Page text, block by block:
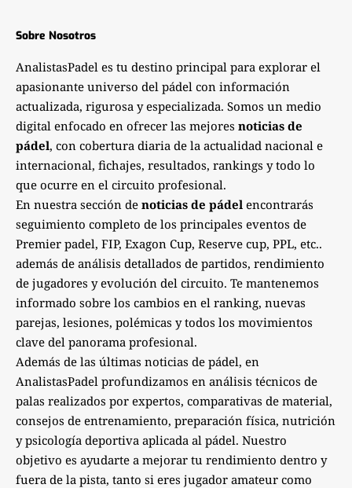
Sobre Nosotros
AnalistasPadel es tu destino principal para explorar el
apasionante universo del pádel con información
actualizada, rigurosa y especializada. Somos un medio
digital enfocado en ofrecer las mejores noticias de
pádel, con cobertura diaria de la actualidad nacional e
internacional, fichajes, resultados, rankings y todo lo
que ocurre en el circuito profesional.
En nuestra sección de noticias de pádel encontrarás
seguimiento completo de los principales eventos de
Premier padel, FIP, Exagon Cup, Reserve cup, PPL, etc..
además de análisis detallados de partidos, rendimiento
de jugadores y evolución del circuito. Te mantenemos
informado sobre los cambios en el ranking, nuevas
parejas, lesiones, polémicas y todos los movimientos
clave del panorama profesional.
Además de las últimas noticias de pádel, en
AnalistasPadel profundizamos en análisis técnicos de
palas realizados por expertos, comparativas de material,
consejos de entrenamiento, preparación física, nutrición
y psicología deportiva aplicada al pádel. Nuestro
objetivo es ayudarte a mejorar tu rendimiento dentro y
fuera de la pista, tanto si eres jugador amateur como